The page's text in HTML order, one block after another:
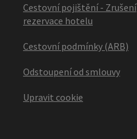
Cestovní pojištění - Zrušení
rezervace hotelu
Cestovní podmínky (ARB)
Odstoupení od smlouvy
Upravit cookie